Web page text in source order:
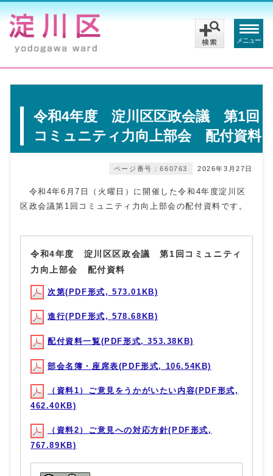
メニュー
令和4年度 淀川区区政会議 第1回
コミュニティ力向上部会 配付資料
2026年3月27日
ページ番号：660763
令和4年6月7日（火曜日）に開催した令和4年度淀川区
区政会議第1回コミュニティ力向上部会の配付資料です。
令和4年度 淀川区区政会議 第1回コミュニティ
力向上部会 配付資料
次第(PDF形式, 573.01KB)
進行(PDF形式, 578.68KB)
配付資料一覧(PDF形式, 353.38KB)
部会名簿・座席表(PDF形式, 106.54KB)
（資料1）ご意見をうかがいたい内容(PDF形式,
462.40KB)
（資料2）ご意見への対応方針(PDF形式,
767.89KB)